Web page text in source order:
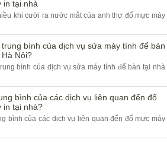
in tại nhà
khi cười ra nước mắt của anh thợ đổ mực máy
trung bình của dịch vụ sửa máy tính để bàn
Nội?
bình của dịch vụ sửa máy tính để bàn tại nhà
bình của các dịch vụ liên quan đến đổ
in tại nhà?
bình của các dịch vụ liên quan đến đổ mực máy